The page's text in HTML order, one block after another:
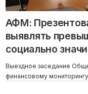
АФМ:
выявлять
социально
Выездное заседание
финансовому